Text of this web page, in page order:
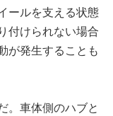
ールを支える状態
付けられない場合
が発生することも
。車体側のハブと